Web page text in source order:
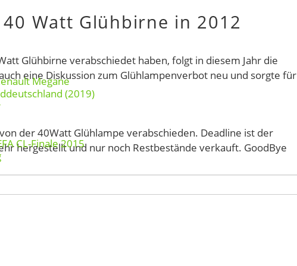
Megane
(2019)
CL-Finale 2015
Watt Glühbirne in 2012
Glühbirne verabschiedet haben, folgt in diesem Jahr die
eine Diskussion zum Glühlampenverbot neu und sorgte für
der 40Watt Glühlampe verabschieden. Deadline ist der
hergestellt und nur noch Restbestände verkauft. GoodBye